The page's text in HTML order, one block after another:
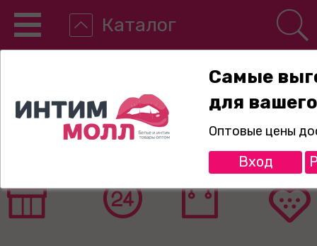
Каталог
8-800-775-89-65
Самые
для
Оптовые цены
Вход